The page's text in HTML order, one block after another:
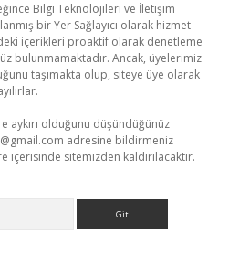
Bilgi Teknolojileri ve İletişim
bir Yer Sağlayıcı olarak hizmet
içerikleri proaktif olarak denetleme
bulunmamaktadır. Ancak, üyelerimiz
taşımakta olup, siteye üye olarak
aykırı olduğunu düşündüğünüz
adresine bildirmeniz
içerisinde sitemizden kaldırılacaktır.